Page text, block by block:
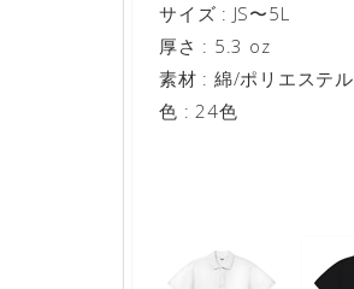
サイズ : JS〜5L
厚さ : 5.3 oz
素材 : 綿/ポリエステル
色 : 24色